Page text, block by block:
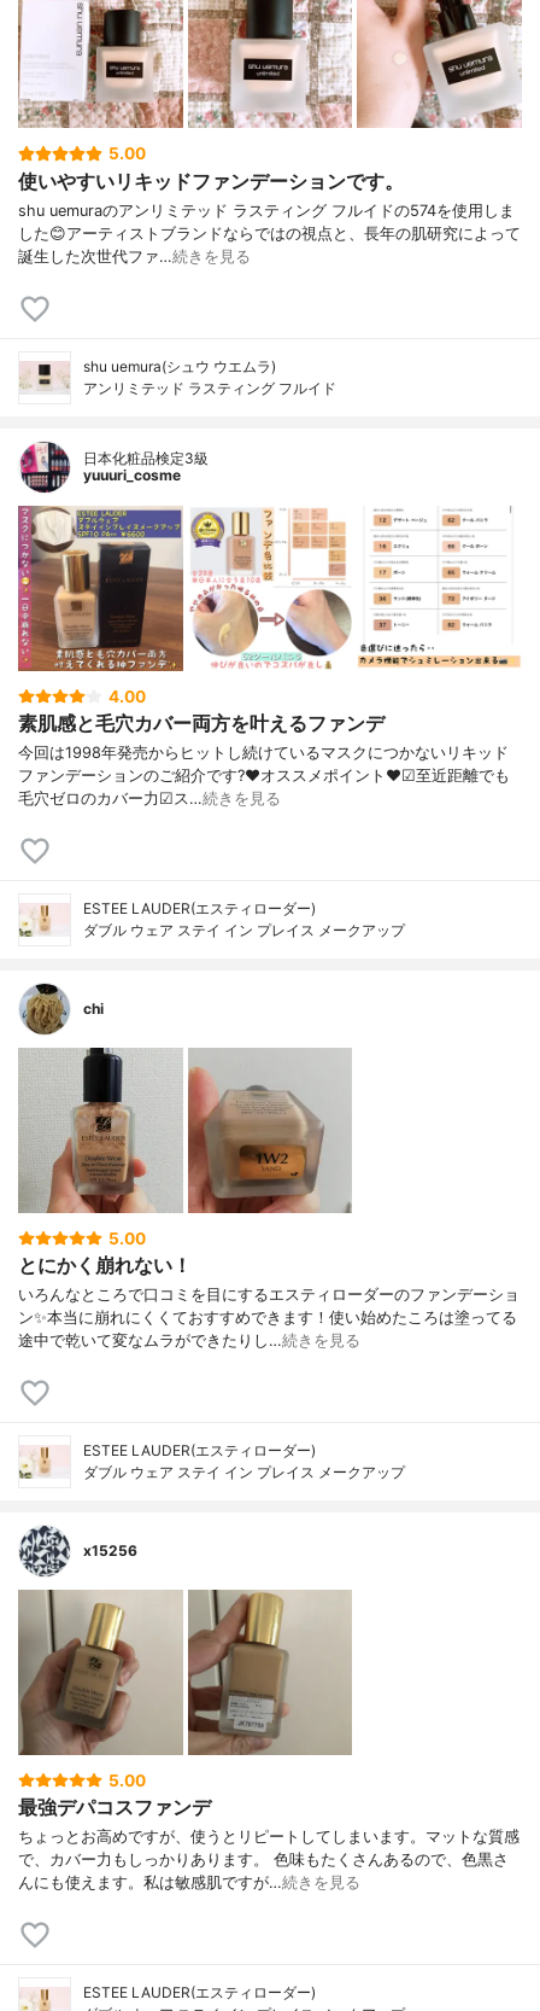
5.00
使いやすいリキッドファンデーションです。
shu uemuraのアンリミテッド ラスティング フルイドの574を使用しま
した😊アーティストブランドならではの視点と、長年の肌研究によって
誕生した次世代ファ…続きを見る
shu uemura(シュウ ウエムラ)
アンリミテッド ラスティング フルイド
日本化粧品検定3級
yuuuri_cosme
4.00
素肌感と毛穴カバー両方を叶えるファンデ
今回は1998年発売からヒットし続けているマスクにつかないリキッド
ファンデーションのご紹介です?❤︎オススメポイント❤︎☑︎至近距離でも
毛穴ゼロのカバー力☑︎ス…続きを見る
ESTEE LAUDER(エスティローダー)
ダブル ウェア ステイ イン プレイス メークアップ
chi
5.00
とにかく崩れない！
いろんなところで口コミを目にするエスティローダーのファンデーショ
ン✨本当に崩れにくくておすすめできます！使い始めたころは塗ってる
途中で乾いて変なムラができたりし…続きを見る
ESTEE LAUDER(エスティローダー)
ダブル ウェア ステイ イン プレイス メークアップ
x15256
5.00
最強デパコスファンデ
ちょっとお高めですが、使うとリピートしてしまいます。マットな質感
で、カバー力もしっかりあります。 色味もたくさんあるので、色黒さ
んにも使えます。私は敏感肌ですが…続きを見る
ESTEE LAUDER(エスティローダー)